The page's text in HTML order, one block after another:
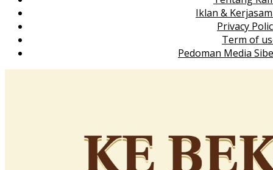
Iklan &
Privacy
Term of
Pedoman Media